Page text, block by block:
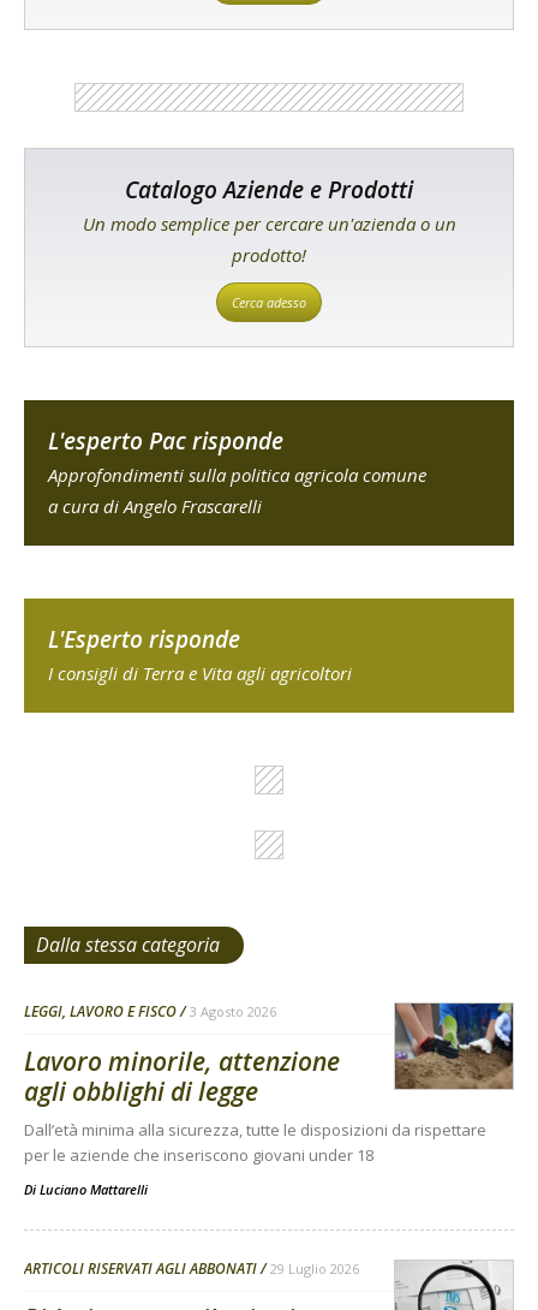
Catalogo Aziende e Prodotti
Un modo semplice per cercare un'azienda o un
prodotto!
Cerca adesso
L'esperto Pac risponde
Approfondimenti sulla politica agricola comune
a cura di Angelo Frascarelli
L'Esperto risponde
I consigli di Terra e Vita agli agricoltori
Dalla stessa categoria
LEGGI, LAVORO E FISCO 3 Agosto 2026
Lavoro minorile, attenzione
agli obblighi di legge
Dall’età minima alla sicurezza, tutte le disposizioni da rispettare
per le aziende che inseriscono giovani under 18
Di Luciano Mattarelli
ARTICOLI RISERVATI AGLI ABBONATI 29 Luglio 2026